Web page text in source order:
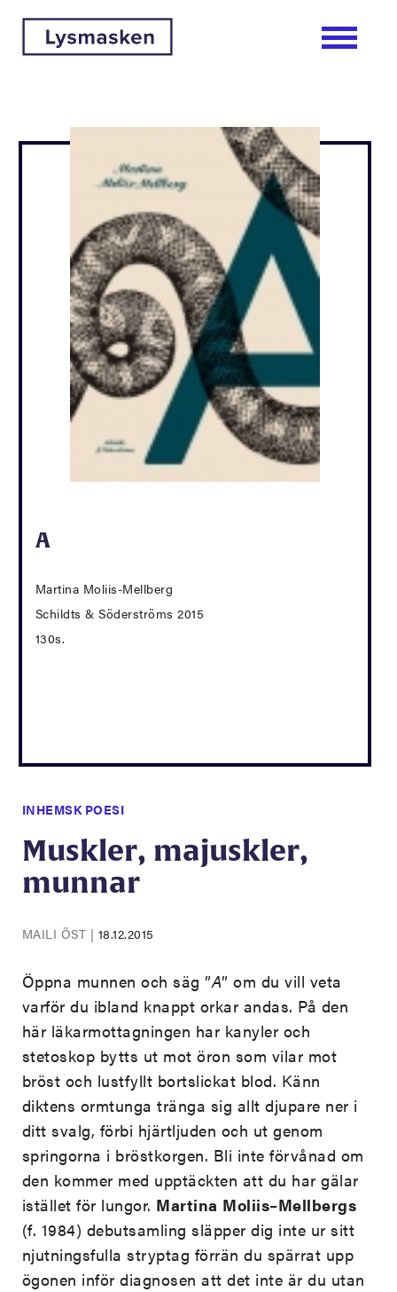
A
Martina Moliis-Mellberg
Schildts & Söderströms 2015
130s.
INHEMSK POESI
Muskler, majuskler,
munnar
MAILI ÖST | 18.12.2015
Öppna munnen och säg ”A” om du vill veta
varför du ibland knappt orkar andas. På den
här läkarmottagningen har kanyler och
stetoskop bytts ut mot öron som vilar mot
bröst och lustfyllt bortslickat blod. Känn
diktens ormtunga tränga sig allt djupare ner i
ditt svalg, förbi hjärtljuden och ut genom
springorna i bröstkorgen. Bli inte förvånad om
den kommer med upptäckten att du har gälar
istället för lungor. Martina Moliis–Mellbergs
(f. 1984) debutsamling släpper dig inte ur sitt
njutningsfulla stryptag förrän du spärrat upp
ögonen inför diagnosen att det inte är du utan